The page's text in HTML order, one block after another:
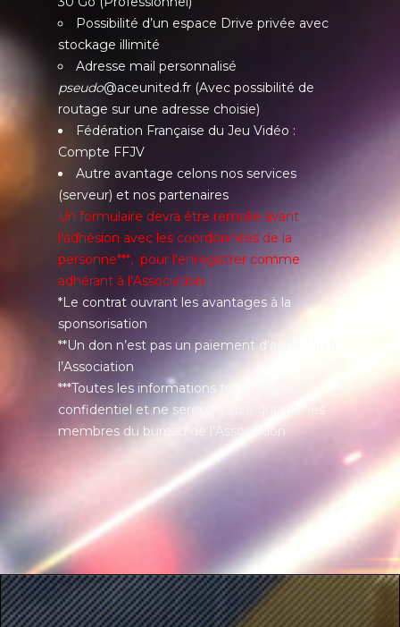
Possibilité d’un espace Drive privée avec
stockage illimité
Adresse mail personnalisé
pseudo@aceunited.fr (Avec possibilité de
routage sur une adresse choisie)
Fédération Française du Jeu Vidéo :
Compte FFJV
Autre avantage celons nos services
(serveur) et nos partenaires
Un formulaire devra être remplie avant
l’adhésion avec les coordonnées de la
personne***, pour l’enregistrer comme
adhérant à l’Association
*Le contrat ouvrant les avantages à la
sponsorisation
**Un don n’est pas un paiement d’adhésion à
l’Association
***Toutes les informations transmise sont
confidentiel et ne seront visible que par les
membres du bureau de l’Association